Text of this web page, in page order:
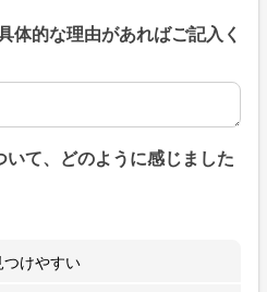
体的な理由があればご記入く
体的な理由があればご記入くだ
て、どのように感じました
けやすい